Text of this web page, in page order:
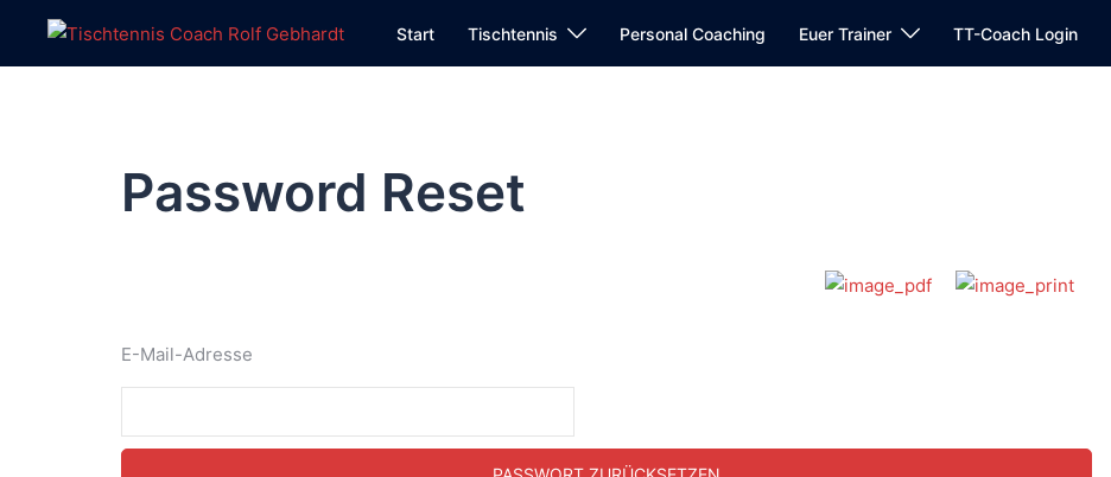
springen
Start Tischtennis Personal Coaching Euer Trainer TT-Coach Login
Password Reset
E-Mail-Adresse